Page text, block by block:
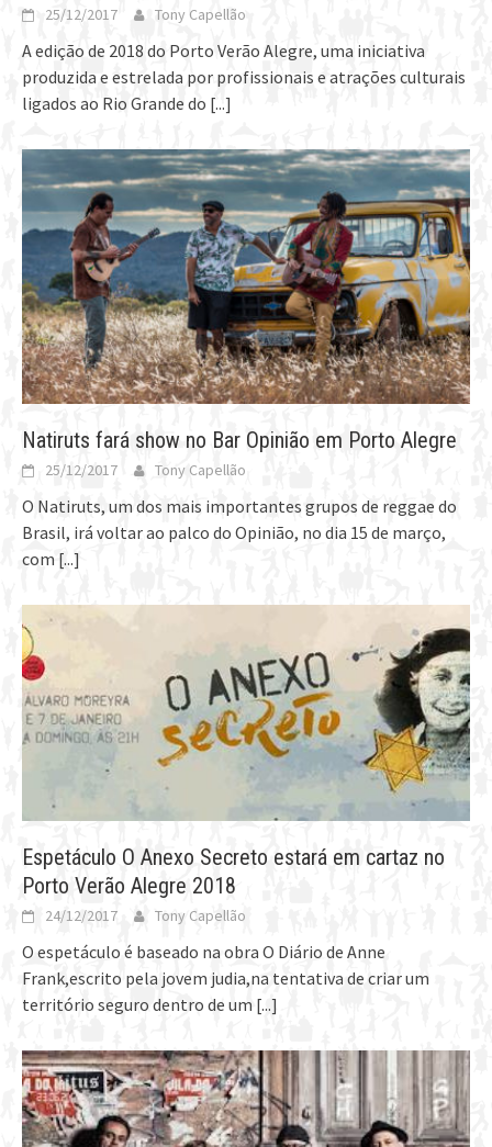
25/12/2017 Tony Capellão
A edição de 2018 do Porto Verão Alegre, uma iniciativa
produzida e estrelada por profissionais e atrações culturais
ligados ao Rio Grande do [...]
Natiruts fará show no Bar Opinião em Porto Alegre
25/12/2017 Tony Capellão
O Natiruts, um dos mais importantes grupos de reggae do
Brasil, irá voltar ao palco do Opinião, no dia 15 de março,
com [...]
Espetáculo O Anexo Secreto estará em cartaz no
Porto Verão Alegre 2018
24/12/2017 Tony Capellão
O espetáculo é baseado na obra O Diário de Anne
Frank,escrito pela jovem judia,na tentativa de criar um
território seguro dentro de um [...]